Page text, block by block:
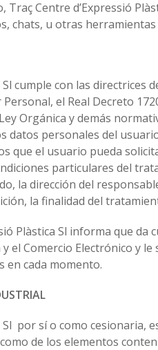
Traç Centre d’Expressió
chats, u otras
cumple con las directrices
el Real Decreto
Orgánica y demás
datos personales del
que el usuario pueda
particulares del
la dirección del
la finalidad del
Plàstica Sl informa que
el Comercio Electrónico y
en cada momento.
Sl por sí o como
de los elementos